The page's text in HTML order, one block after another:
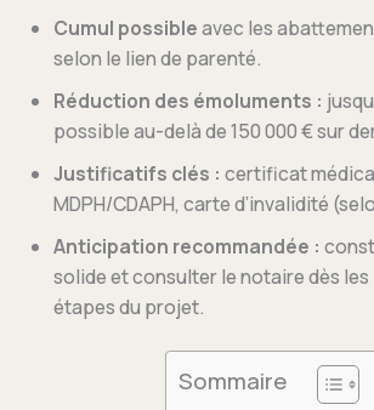
Cumul possibleavec les
selon le lien de parenté.
Réduction des émoluments :
possible au-delà de 150 000 € sur
Justificatifs clés : certificat
MDPH/CDAPH, carte d’invalidité
Anticipation recommandée :
solide et consulter le notaire dès
étapes du projet.
Sommaire